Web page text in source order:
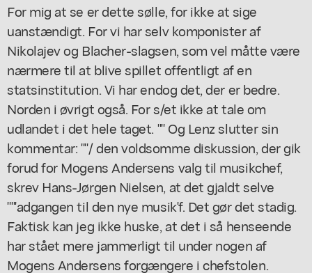
For mig at se er dette sølle, for ikke at sige
uanstændigt. For vi har selv komponister af
Nikolajev og Blacher-slagsen, som vel måtte være
nærmere til at blive spillet offentligt af en
statsinstitution. Vi har endog det, der er bedre.
Norden i øvrigt også. For s/et ikke at tale om
udlandet i det hele taget. "" Og Lenz slutter sin
kommentar: ""/ den voldsomme diskussion, der gik
forud for Mogens Andersens valg til musikchef,
skrev Hans-Jørgen Nielsen, at det gjaldt selve
""'adgangen til den nye musik'f. Det gør det stadig.
Faktisk kan jeg ikke huske, at det i så henseende
har stået mere jammerligt til under nogen af
Mogens Andersens forgængere i chefstolen.